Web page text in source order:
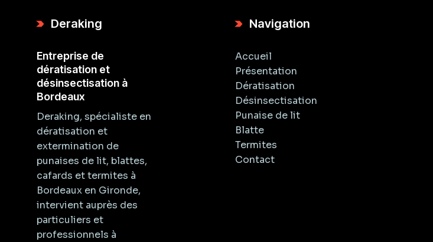
Deraking
Entreprise de
dératisation et
désinsectisation à
Bordeaux
Deraking, spécialiste en
dératisation et
extermination de
punaises de lit, blattes,
cafards et termites à
Bordeaux en Gironde,
intervient auprès des
particuliers et
professionnels à
Navigation
Accueil
Présentation
Dératisation
Désinsectisation
Punaise de lit
Blatte
Termites
Contact